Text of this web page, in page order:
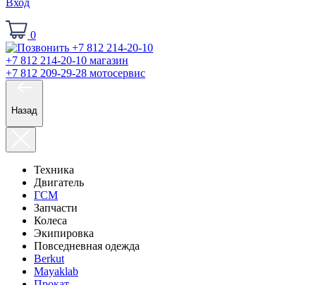
Вход
0
+7 812 214-20-10 магазин
+7 812 209-29-28 мотосервис
Назад
Техника
Двигатель
ГСМ
Запчасти
Колеса
Экипировка
Повседневная одежда
Berkut
Mayaklab